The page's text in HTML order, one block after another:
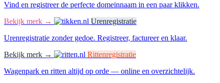
Vind en registreer de perfecte domeinnaam in een paar klikken.
Bekijk merk →
Urenregistratie
Urenregistratie zonder gedoe. Registreer, factureer en klaar.
Bekijk merk →
Rittenregistratie
Wagenpark en ritten altijd op orde — online en overzichtelijk.